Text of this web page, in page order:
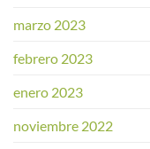
marzo 2023
febrero 2023
enero 2023
noviembre 2022